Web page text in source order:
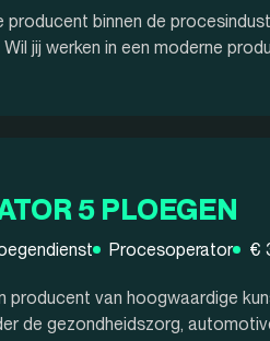
binnen de
jij werken in een moderne
5 PLOEGEN
Procesoperator €
producent van hoogwaardige
de gezondheidszorg,